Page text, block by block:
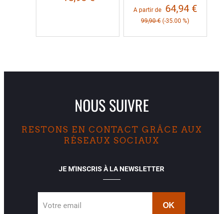
A partir de 64,94 €
99,90 € (-35.00 %)
NOUS SUIVRE
RESTONS EN CONTACT GRÂCE AUX
RÉSEAUX SOCIAUX
JE M'INSCRIS À LA NEWSLETTER
Votre email